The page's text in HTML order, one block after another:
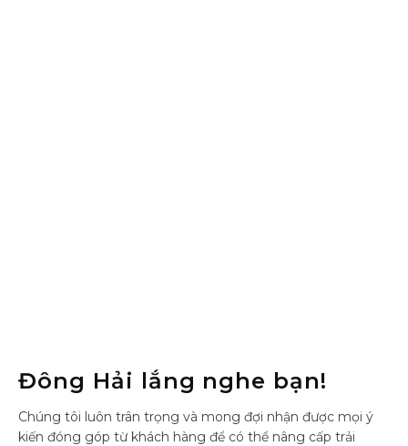
Đông Hải lắng nghe bạn!
Chúng tôi luôn trân trọng và mong đợi nhận được mọi ý
kiến đóng góp từ khách hàng để có thể nâng cấp trải